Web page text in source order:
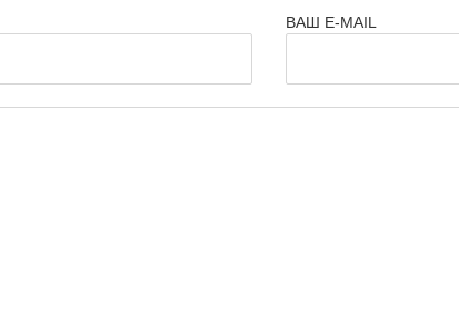
ВАШ E-MAIL